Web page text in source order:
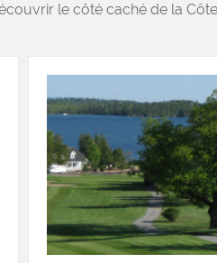
le côté caché de la